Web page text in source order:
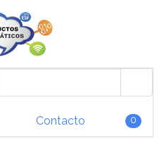
Contacto 0